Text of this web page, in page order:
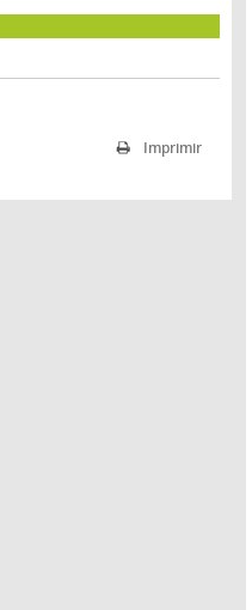
Imprimir